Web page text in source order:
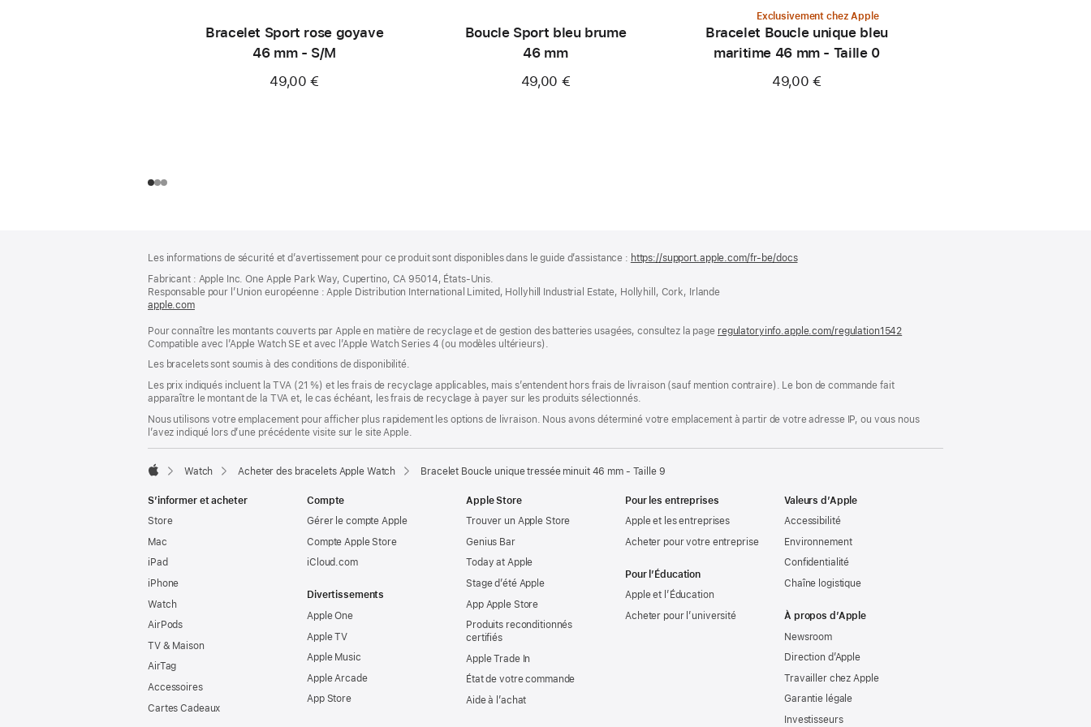
Bracelet Sport rose goyave
46 mm - S/M
49,00 €
Boucle Sport bleu brume
46 mm
49,00 €
Exclusivement chez Apple
Bracelet Boucle unique bleu
maritime 46 mm - Taille 0
49,00 €
de
page
de
bas
de
page
Les informations de sécurité et d’avertissement pour ce produit sont disponibles dans le guide d’assistance : https://support.apple.com/fr-be/docs(s’ouvre
Fabricant : Apple Inc. One Apple Park Way, Cupertino, CA 95014, États-Unis.
Responsable pour l’Union européenne : Apple Distribution International Limited, Hollyhill Industrial Estate, Hollyhill, Cork, Irlande
apple.com(s’ouvre
une
nouvelle
Pour connaître les montants couverts par Apple en matière de recyclage et de gestion des batteries usagées, consultez la page regulatoryinfo.apple.com/regulation1542
Compatible avec l’Apple Watch SE et avec l’Apple Watch Series 4 (ou modèles ultérieurs).
Les bracelets sont soumis à des conditions de disponibilité.
Les prix indiqués incluent la TVA (21 %) et les frais de recyclage applicables, mais s’entendent hors frais de livraison (sauf mention contraire). Le bon de commande fait
apparaître le montant de la TVA et, le cas échéant, les frais de recyclage à payer sur les produits sélectionnés.
Nous utilisons votre emplacement pour afficher plus rapidement les options de livraison. Nous avons déterminé votre emplacement à partir de votre adresse IP, ou vous nous
l’avez indiqué lors d’une précédente visite sur le site Apple.
Watch Acheter des bracelets Apple Watch Bracelet Boucle unique tressée minuit 46 mm - Taille 9
S’informer et acheter
Store
Mac
iPad
iPhone
Watch
AirPods
TV & Maison
AirTag
Accessoires
Cartes Cadeaux
Compte
Gérer le compte Apple
Compte Apple Store
iCloud.com
Divertissements
Apple One
Apple TV
Apple Music
Apple Arcade
App Store
Apple Store
Trouver un Apple Store
Genius Bar
Today at Apple
Stage d’été Apple
App Apple Store
Produits reconditionnés
certifiés
Apple Trade In
État de votre commande
Aide à l’achat
Pour les entreprises
Apple et les entreprises
Acheter pour votre entreprise
Pour l’Éducation
Apple et l’Éducation
Acheter pour l’université
Valeurs d’Apple
Accessibilité
Environnement
Confidentialité
Chaîne logistique
À propos d’Apple
Newsroom
Direction d’Apple
Travailler chez Apple
Garantie légale
Investisseurs